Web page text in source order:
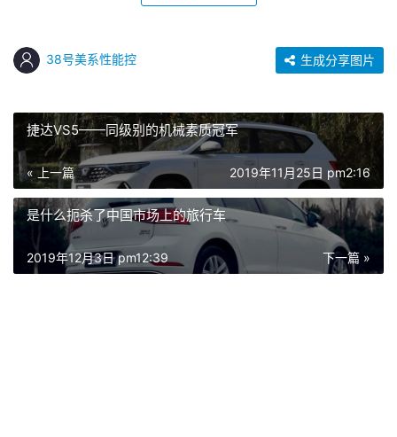
38号美系性能控 生成分享图片
捷达VS5——同级别的机械素质冠军
« 上一篇 2019年11月25日 pm2:16
是什么扼杀了中国市场上的旅行车
下一篇 »
2019年12月3日 pm12:39